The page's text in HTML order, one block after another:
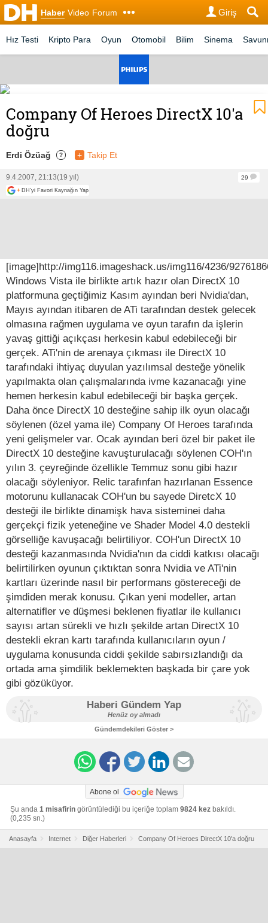
Haber Video Forum Giriş
Hız Testi Kripto Para Oyun Otomobil Bilim Sinema
Company Of Heroes DirectX 10'a
doğru
Erdi Özüağ ? + Takip Et
9.4.2007, 21:13(19 yıl)
29
+ DH'yi Favori Kaynağın Yap
[image]http://img116.imageshack.us/img116/4236/
Windows Vista ile birlikte artık hazır olan DirectX 10
platformuna geçtiğimiz Kasım ayından beri Nvidia'dan,
Mayıs ayından itibaren de ATi tarafından destek gelecek
olmasına rağmen uygulama ve oyun tarafın da işlerin
yavaş gittiği açıkçası herkesin kabul edebileceği bir
gerçek. ATi'nin de arenaya çıkması ile DirectX 10
tarafındaki ihtiyaç duyulan yazılımsal desteğe yönelik
yapılmakta olan çalışmalarında ivme kazanacağı yine
hemen herkesin kabul edebileceği bir başka gerçek.
Daha önce DirectX 10 desteğine sahip ilk oyun olacağı
söylenen (özel yama ile) Company Of Heroes tarafında
yeni gelişmeler var. Ocak ayından beri özel bir paket ile
DirectX 10 desteğine kavuşturulacağı söylenen COH'ın
yılın 3. çeyreğinde özellikle Temmuz sonu gibi hazır
olacağı söyleniyor. Relic tarafınfan hazırlanan Essence
motorunu kullanacak COH'un bu sayede DiretcX 10
desteği ile birlikte dinamişk hava sisteminei daha
gerçekçi fizik yeteneğine ve Shader Model 4.0 destekli
görselliğe kavuşacağı belirtiliyor. COH'un DirectX 10
desteği kazanmasında Nvidia'nın da ciddi katkısı olacağı
belirtilirken oyunun çıktıktan sonra Nvidia ve ATi'nin
kartları üzerinde nasıl bir performans göstereceği de
şimdiden merak konusu. Çıkan yeni modeller, artan
alternatifler ve düşmesi beklenen fiyatlar ile kullanıcı
sayısı artan sürekli ve hızlı şekilde artan DirectX 10
destekli ekran kartı tarafında kullanıcıların oyun /
uygulama konusunda ciddi şekilde sabırsızlandığı da
ortada ama şimdilik beklemekten başkada bir çare yok
gibi gözüküyor.
Haberi Gündem Yap
Henüz oy almadı
Gündemdekileri Göster >
Abone ol
Şu anda 1 misafirin görüntülediği bu içeriğe toplam 9824 kez bakıldı.
(0,235 sn.)
Anasayfa Internet Diğer Haberleri Company Of Heroes DirectX 10'a doğru